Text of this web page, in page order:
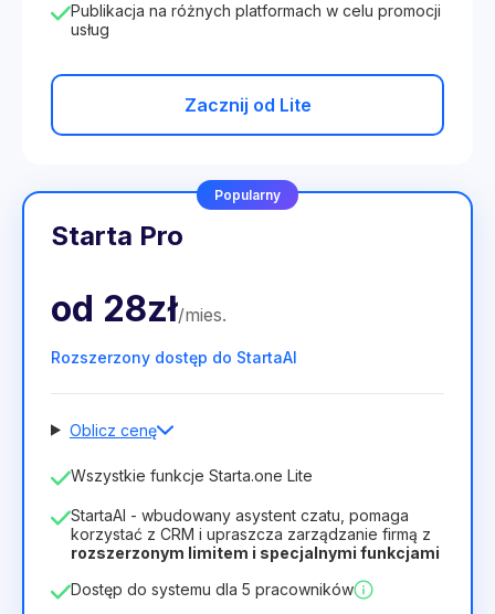
Publikacja na różnych platformach w celu promocji
usług
Zacznij od Lite
Popularny
Starta Pro
od 28zł/mies.
Rozszerzony dostęp do StartaAI
Oblicz cenę
Liczba pracowników
Czas trwania licencji
12 Months(zniżka -25%) Opłacalny
40zł28zł miesiąc
Wszystkie funkcje Starta.one Lite
StartaAI - wbudowany asystent czatu, pomaga
korzystać z CRM i upraszcza zarządzanie firmą z
rozszerzonym limitem i specjalnymi funkcjami
Dostęp do systemu dla 5 pracowników